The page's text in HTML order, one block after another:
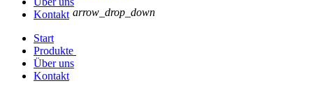
Kontakt
Start
Produkte
arrow_drop_down
Über uns
Kontakt